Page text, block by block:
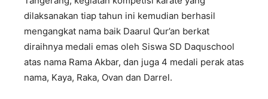
dilaksanakan tiap tahun ini kemudian berhasil
mengangkat nama baik Daarul Qur’an berkat
diraihnya medali emas oleh Siswa SD Daquschool
atas nama Rama Akbar, dan juga 4 medali perak atas
nama, Kaya, Raka, Ovan dan Darrel.